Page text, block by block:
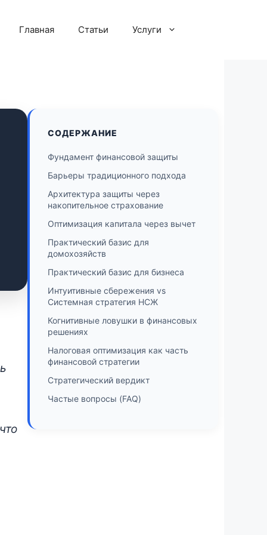
Главная Статьи Услуги
СОДЕРЖАНИЕ
Фундамент финансовой защиты
Барьеры традиционного подхода
Архитектура защиты через
накопительное страхование
Оптимизация капитала через вычет
Практический базис для
домохозяйств
Практический базис для бизнеса
Интуитивные сбережения vs
Системная стратегия НСЖ
Когнитивные ловушки в финансовых
решениях
Налоговая оптимизация как часть
финансовой стратегии
Стратегический вердикт
Частые вопросы (FAQ)